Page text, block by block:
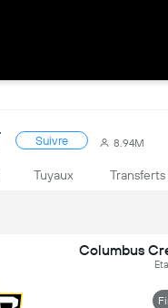
Suivre 8.94M
Tuyaux Transferts
Columbus